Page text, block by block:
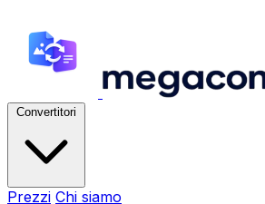
Convertitori
Prezzi Chi siamo